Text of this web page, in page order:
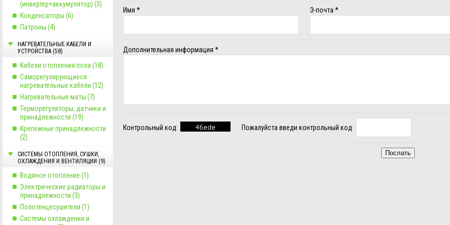
(инвертер+аккумулятор) (3)
Конденсаторы (6)
Патроны (4)
НАГРЕВАТЕЛЬНЫЕ КАБЕЛИ И
УСТРОЙСТВА (58)
Кабели отопления пола (18)
Саморегулирующиеся
нагревательные кабели (12)
Нагревательные маты (7)
Терморегуляторы, датчики и
принадлежности (19)
Крепёжные принадлежности
(2)
СИСТЕМЫ ОТОПЛЕНИЯ, СУШКИ,
ОХЛАЖДЕНИЯ И ВЕНТИЛЯЦИИ (9)
Водяное отопление (1)
Электрические радиаторы и
принадлежности (3)
Полотенцесушители (1)
Системы охлаждения и
Имя * Э-почта *
Дополнительная информация *
Контрольный код: Пожалуйста введи контрольный код: